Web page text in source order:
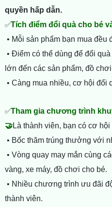
quyền hấp dẫn.
✅Tích điểm đổi quà cho bé
• Mỗi sản phẩm bạn mua đều
• Điểm có thể dùng để đổi
lớn đến các sản phẩm, đồ
• Càng mua nhiều, cơ hội đổi
✅Tham gia chương trình
🤝Là thành viên, bạn có cơ hội
• Bốc thăm trúng thưởng với
• Vòng quay may mắn cùng
vàng, xe máy, đồ chơi cho bé.
• Nhiều chương trình ưu đãi
thành viên.